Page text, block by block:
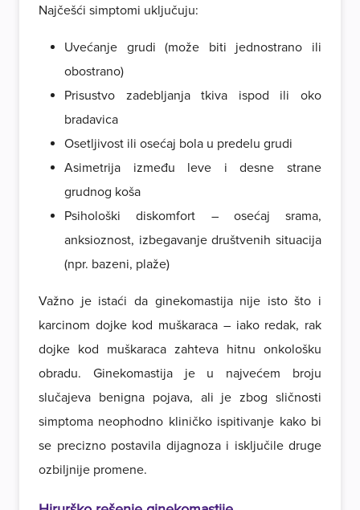
Najčešći simptomi uključuju:
Uvećanje grudi (može biti jednostrano ili
obostrano)
Prisustvo zadebljanja tkiva ispod ili oko
bradavica
Osetljivost ili osećaj bola u predelu grudi
Asimetrija između leve i desne strane
grudnog koša
Psihološki diskomfort – osećaj srama,
anksioznost, izbegavanje društvenih situacija
(npr. bazeni, plaže)
Važno je istaći da ginekomastija nije isto što i
karcinom dojke kod muškaraca – iako redak, rak
dojke kod muškaraca zahteva hitnu onkološku
obradu. Ginekomastija je u najvećem broju
slučajeva benigna pojava, ali je zbog sličnosti
simptoma neophodno kliničko ispitivanje kako bi
se precizno postavila dijagnoza i isključile druge
ozbiljnije promene.